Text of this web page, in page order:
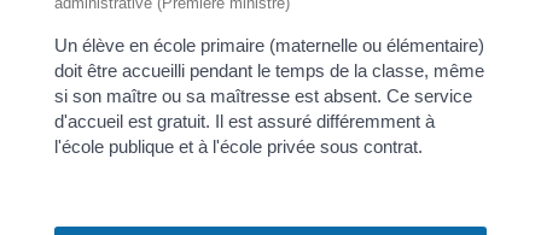
Un élève en école primaire (maternelle ou élémentaire)
doit être accueilli pendant le temps de la classe, même
si son maître ou sa maîtresse est absent. Ce service
d'accueil est gratuit. Il est assuré différemment à
l'école publique et à l'école privée sous contrat.